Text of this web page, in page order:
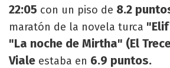
22:05 con un piso de 8.2
maratón de la novela turca
"La noche de Mirtha" (El
Viale estaba en 6.9 puntos.